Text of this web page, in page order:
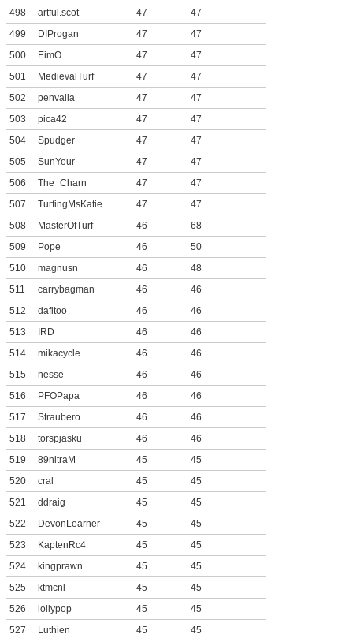
498
artful.scot 47
47
499
DIProgan 47
47
500
EimO 47
47
501
MedievalTurf 47
47
502
penvalla 47
47
503
pica42 47
47
504
Spudger 47
47
505
SunYour 47
47
506
The_Charn 47
47
507
TurfingMsKatie 47
47
508
MasterOfTurf 46
68
509
Pope 46
50
510
magnusn 46
48
511
carrybagman 46
46
512
dafitoo 46
46
513
IRD 46
46
514
mikacycle 46
46
515
nesse 46
46
516
PFOPapa 46
46
517
Straubero 46
46
518
torspjäsku 46
46
519
89nitraM 45
45
520
cral 45
45
521
ddraig 45
45
522
DevonLearner 45
45
523
KaptenRc4 45
45
524
kingprawn 45
45
525
ktmcnl 45
45
526
lollypop 45
45
527
Luthien 45 45